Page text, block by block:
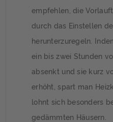
empfehlen, die
durch das Einstellen
herunterzuregeln.
ein bis zwei Stunden
absenkt und sie kurz
erhöht, spart man
lohnt sich besonders
gedämmten Häusern.